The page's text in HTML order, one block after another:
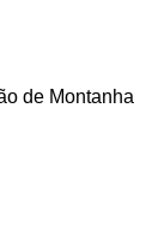
de Montanha